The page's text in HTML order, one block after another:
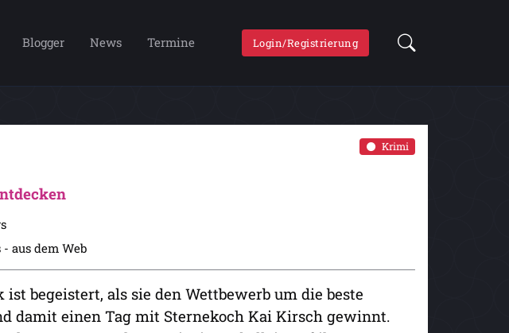
Blogger News Termine Login/Registrierung
Krimi
- aus dem Web
begeistert, als sie den Wettbewerb um die beste
damit einen Tag mit Sternekoch Kai Kirsch gewinnt.